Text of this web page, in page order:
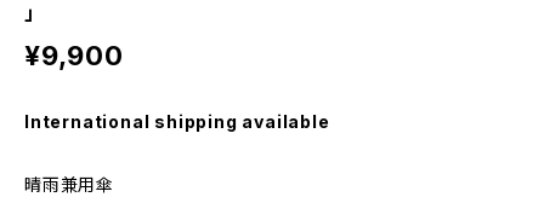
」
¥9,900
International shipping available
晴雨兼用傘